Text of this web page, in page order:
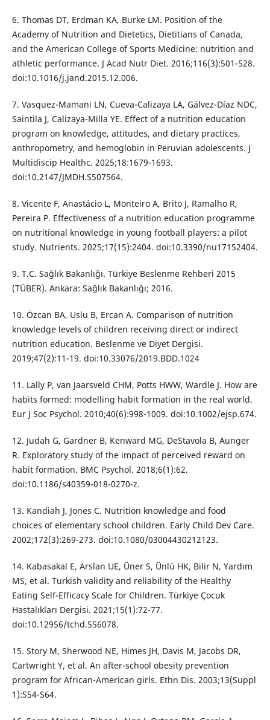
6. Thomas DT, Erdman KA, Burke LM. Position of the
Academy of Nutrition and Dietetics, Dietitians of Canada,
and the American College of Sports Medicine: nutrition and
athletic performance. J Acad Nutr Diet. 2016;116(3):501-528.
doi:10.1016/j.jand.2015.12.006.
7. Vasquez-Mamani LN, Cueva-Calizaya LA, Gálvez-Díaz NDC,
Saintila J, Calizaya-Milla YE. Effect of a nutrition education
program on knowledge, attitudes, and dietary practices,
anthropometry, and hemoglobin in Peruvian adolescents. J
Multidiscip Healthc. 2025;18:1679-1693.
doi:10.2147/JMDH.S507564.
8. Vicente F, Anastácio L, Monteiro A, Brito J, Ramalho R,
Pereira P. Effectiveness of a nutrition education programme
on nutritional knowledge in young football players: a pilot
study. Nutrients. 2025;17(15):2404. doi:10.3390/nu17152404.
9. T.C. Sağlık Bakanlığı. Türkiye Beslenme Rehberi 2015
(TÜBER). Ankara: Sağlık Bakanlığı; 2016.
10. Özcan BA, Uslu B, Ercan A. Comparison of nutrition
knowledge levels of children receiving direct or indirect
nutrition education. Beslenme ve Diyet Dergisi.
2019;47(2):11-19. doi:10.33076/2019.BDD.1024
11. Lally P, van Jaarsveld CHM, Potts HWW, Wardle J. How are
habits formed: modelling habit formation in the real world.
Eur J Soc Psychol. 2010;40(6):998-1009. doi:10.1002/ejsp.674.
12. Judah G, Gardner B, Kenward MG, DeStavola B, Aunger
R. Exploratory study of the impact of perceived reward on
habit formation. BMC Psychol. 2018;6(1):62.
doi:10.1186/s40359-018-0270-z.
13. Kandiah J, Jones C. Nutrition knowledge and food
choices of elementary school children. Early Child Dev Care.
2002;172(3):269-273. doi:10.1080/03004430212123.
14. Kabasakal E, Arslan UE, Üner S, Ünlü HK, Bilir N, Yardım
MS, et al. Turkish validity and reliability of the Healthy
Eating Self-Efficacy Scale for Children. Türkiye Çocuk
Hastalıkları Dergisi. 2021;15(1):72-77.
doi:10.12956/tchd.556078.
15. Story M, Sherwood NE, Himes JH, Davis M, Jacobs DR,
Cartwright Y, et al. An after-school obesity prevention
program for African-American girls. Ethn Dis. 2003;13(Suppl
1):S54-S64.